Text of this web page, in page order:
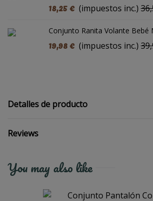
18,25 € (impuestos inc.)
Conjunto Ranita Volante Bebé
19,98 € (impuestos inc.)
Detalles de producto
Reviews
You may also like